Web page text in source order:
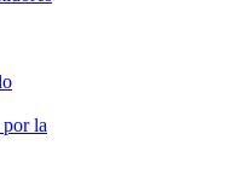
la